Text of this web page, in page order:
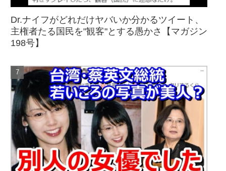
Dr.ナイフがどれだけヤバいか分かるツイート、
主権者たる国民を"観客"とする愚かさ【マガジン
198号】